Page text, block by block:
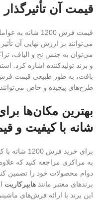
قیمت آن
قیمت فرش 1200
می‌توانند بر ارزش نهایی آن
می‌توان به جنس نخ و الیاف،
و برند تولیدکننده اشاره کرد.
بافت، به طور طبیعی قیمت
طرح‌های پیچیده و خاص
شانه با کیفیت و
برای خرید
به مراکزی مراجعه کنید که
دوام محصولات خود را تضمین
برندهای معتبر مانند هایپرکاریت
این برند با ارائه فرش‌های